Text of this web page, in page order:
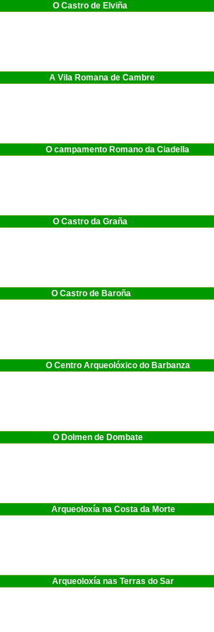
O Castro
A Vila Romana
O campamento
O Castro
O Castro
O Centro
O Dolmen de
Arqueoloxía na
Arqueoloxía nas